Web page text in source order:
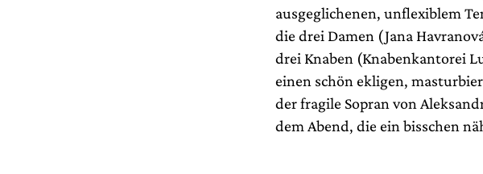
ausgeglichenen, unflexiblem
die drei Damen (Jana
drei Knaben (Knabenkantorei
einen schön ekligen,
der fragile Sopran von
dem Abend, die ein bisschen